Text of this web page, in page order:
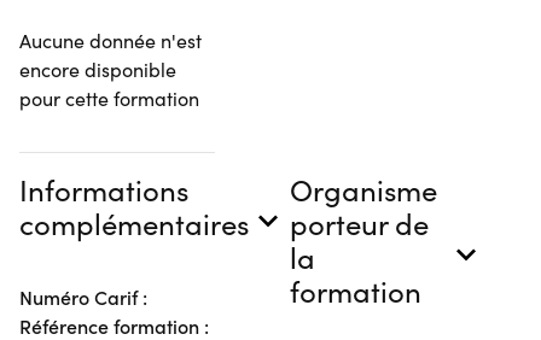
Aucune donnée n'est
encore disponible
pour cette formation
Informations
complémentaires
Numéro Carif :
Référence formation :
Organisme
porteur de
la
formation